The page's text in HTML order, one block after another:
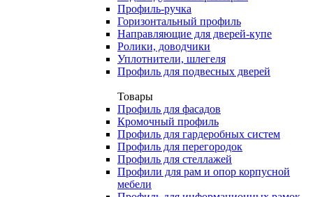
Профиль-ручка
Горизонтальный профиль
Направляющие для дверей-купе
Ролики, доводчики
Уплотнители, шлегеля
Профиль для подвесных дверей
Товары
Профиль для фасадов
Кромочный профиль
Профиль для гардеробных систем
Профиль для перегородок
Профиль для стеллажей
Профили для рам и опор корпусной
мебели